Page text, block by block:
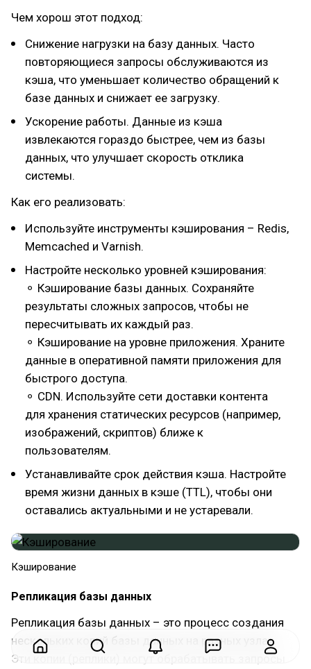
Чем хорош этот подход:
Снижение нагрузки на базу данных. Часто
повторяющиеся запросы обслуживаются из
кэша, что уменьшает количество обращений к
базе данных и снижает ее загрузку.
Ускорение работы. Данные из кэша
извлекаются гораздо быстрее, чем из базы
данных, что улучшает скорость отклика
системы.
Как его реализовать:
Используйте инструменты кэширования – Redis,
Memcached и Varnish.
Настройте несколько уровней кэширования:
⚬ Кэширование базы данных. Сохраняйте
результаты сложных запросов, чтобы не
пересчитывать их каждый раз.
⚬ Кэширование на уровне приложения. Храните
данные в оперативной памяти приложения для
быстрого доступа.
⚬ CDN. Используйте сети доставки контента
для хранения статических ресурсов (например,
изображений, скриптов) ближе к
пользователям.
Устанавливайте срок действия кэша. Настройте
время жизни данных в кэше (TTL), чтобы они
оставались актуальными и не устаревали.
Кэширование
Репликация базы данных
Репликация базы данных – это процесс создания
нескольких копий базы данных на разных узлах.
Эти копии (реплики) могут обрабатывать запросы